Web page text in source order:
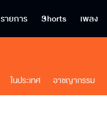
รายการ Shorts เพลง
ในประเทศ อาชญากรรม